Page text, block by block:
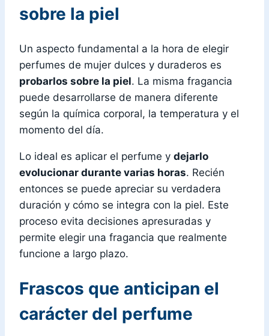
sobre la piel
Un aspecto fundamental a la hora de elegir
perfumes de mujer dulces y duraderos es
probarlos sobre la piel. La misma fragancia
puede desarrollarse de manera diferente
según la química corporal, la temperatura y el
momento del día.
Lo ideal es aplicar el perfume y dejarlo
evolucionar durante varias horas. Recién
entonces se puede apreciar su verdadera
duración y cómo se integra con la piel. Este
proceso evita decisiones apresuradas y
permite elegir una fragancia que realmente
funcione a largo plazo.
Frascos que anticipan el
carácter del perfume